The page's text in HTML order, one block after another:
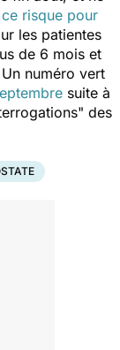
risque pour
les patientes
de 6 mois et
numéro vert
suite à
des